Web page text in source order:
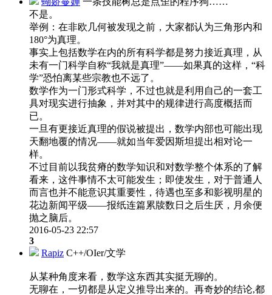
不是。
举例：在非欧几何被发现之前，大家都认为三角形内和
180°为真理。
事实上包括数学在内的所有科学都是努力接近真理，从
未有一门科学自称“我就是真理”——如果真的这样，“科
学”恐怕离某些宗教也不远了。
数学作为一门形式科学，不过也就是利用自己的一套工
具对现实进行抽象，并对其中的规律进行高度概括而
已。
一旦有更接近真理的假说被提出，数学内部也可能出现
天翻地覆的情况——就如当年爱因斯坦提出相对论一
样。
不过目前以我贫瘠的数学知识和对数学整个体系的了解
看来，这件事情不太可能发生；即使发生，对于普通人
而言也并不能意识其重要性，待遇也至多和影视明星的
花边新闻平级——报纸连篇累牍数日之后生厌，月余便
抛之脑后。
2016-05-23 22:57
3
Rapiz C++/OIer/文学
从某种角度来看，数学这东西其实挺无聊的。
无聊在，一切都是从定义推导出来的。再奇妙的结论,都